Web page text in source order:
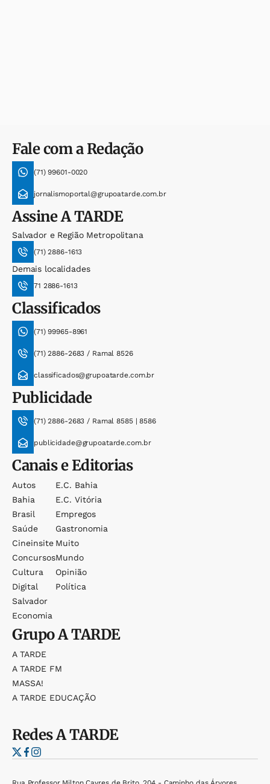
Fale com a Redação
(71) 99601-0020
jornalismoportal@grupoatarde.com.br
AssineA TARDE
Salvador e Região Metropolitana
(71) 2886-1613
Demais localidades
71 2886-1613
Classificados
(71) 99965-8961
(71) 2886-2683 / Ramal 8526
classificados@grupoatarde.com.br
Publicidade
(71) 2886-2683 / Ramal 8585 | 8586
publicidade@grupoatarde.com.br
Canais e Editorias
Autos
Bahia
Brasil
Saúde
Cineinsite
Concursos
Cultura
Digital
Salvador
Economia
E.c. Bahia
E.c. Vitória
Empregos
Gastronomia
Muito
Mundo
Opinião
Política
GrupoA TARDE
A TARDE
A TARDE FM
MASSA!
A TARDE EDUCAÇÃO
RedesA TARDE